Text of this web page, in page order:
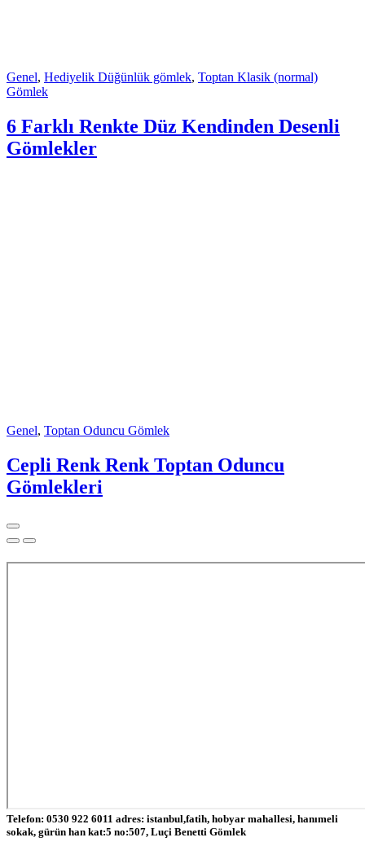
Genel, Hediyelik Düğünlük gömlek, Toptan Klasik (normal)
Gömlek
6 Farklı Renkte Düz Kendinden Desenli
Gömlekler
Genel, Toptan Oduncu Gömlek
Cepli Renk Renk Toptan Oduncu
Gömlekleri
Telefon: 0530 922 6011 adres: istanbul,fatih, hobyar mahallesi, hanımeli
sokak, gürün han kat:5 no:507, Luçi Benetti Gömlek